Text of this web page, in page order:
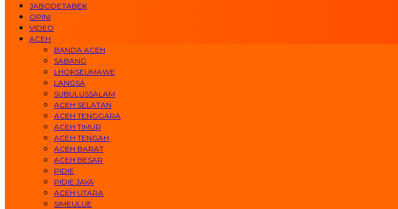
JABODETABEK
OPINI
VIDEO
ACEH
BANDA ACEH
SABANG
LHOKSEUMAWE
LANGSA
SUBULUSSALAM
ACEH SELATAN
ACEH TENGGARA
ACEH TIMUR
ACEH TENGAH
ACEH BARAT
ACEH BESAR
PIDIE
PIDIE JAYA
ACEH UTARA
SIMEULUE